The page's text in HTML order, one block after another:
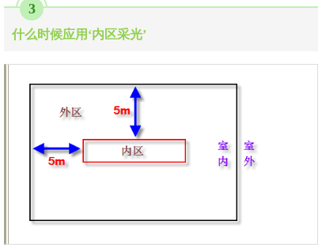
3
什么时候应用‘内区采光’